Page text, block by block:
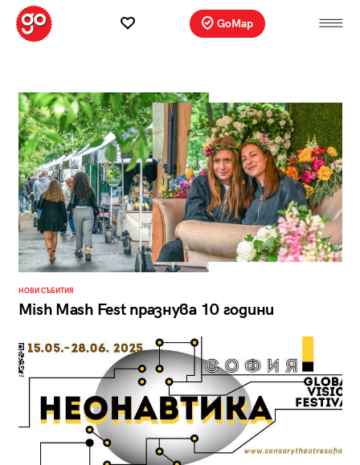
GoMap
НОВИ СЪБИТИЯ
Mish Mash Fest празнува 10 години